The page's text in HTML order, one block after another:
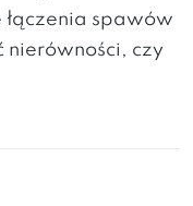
spawów
czy